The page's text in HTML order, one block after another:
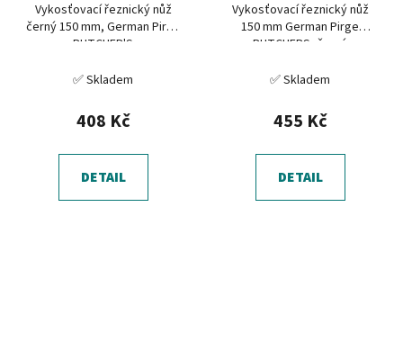
Vykosťovací řeznický nůž
černý 150 mm, German Pirge
BUTCHER'S
✅ Skladem
408 Kč
DETAIL
Vykosťovací řeznický nůž
150 mm German Pirge
BUTCHERS, černý
✅ Skladem
455 Kč
DETAIL